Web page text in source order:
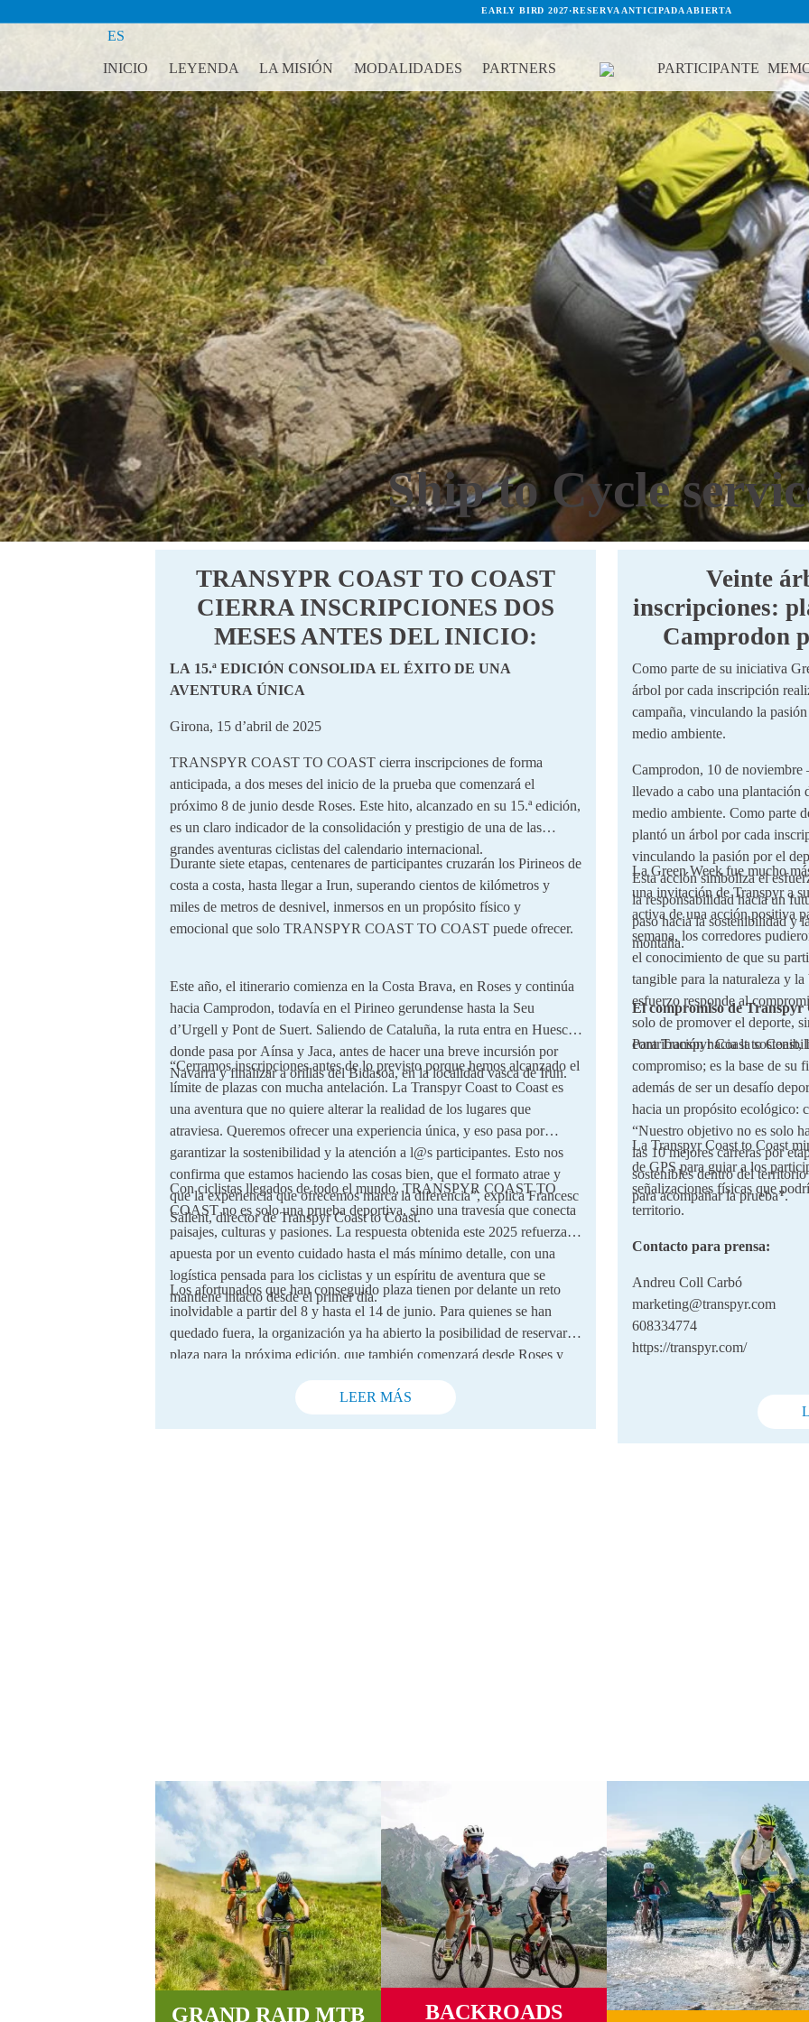
EARLY BIRD 2027·RESERVA ANTICIPADA ABIERTA
ES
INICIO LEYENDA LA MISIÓN MODALIDADES PARTNERS PARTICIPANTE
Ship to Cycle
TRANSYPR COAST TO COAST
CIERRA INSCRIPCIONES DOS
MESES ANTES DEL INICIO:
LA 15.ª EDICIÓN CONSOLIDA EL ÉXITO DE UNA
AVENTURA ÚNICA
Girona, 15 d’abril de 2025
TRANSPYR COAST TO COAST cierra inscripciones de forma
anticipada, a dos meses del inicio de la prueba que comenzará el
próximo 8 de junio desde Roses. Este hito, alcanzado en su 15.ª edición,
es un claro indicador de la consolidación y prestigio de una de las
grandes aventuras ciclistas del calendario internacional.
Durante siete etapas, centenares de participantes cruzarán los Pirineos de
costa a costa, hasta llegar a Irun, superando cientos de kilómetros y
miles de metros de desnivel, inmersos en un propósito físico y
emocional que solo TRANSPYR COAST TO COAST puede ofrecer.
Este año, el itinerario comienza en la Costa Brava, en Roses y continúa
hacia Camprodon, todavía en el Pirineo gerundense hasta la Seu
d’Urgell y Pont de Suert. Saliendo de Cataluña, la ruta entra en Huesca,
donde pasa por Aínsa y Jaca, antes de hacer una breve incursión por
Navarra y finalizar a orillas del Bidasoa, en la localidad vasca de Irun.
“Cerramos inscripciones antes de lo previsto porque hemos alcanzado el
límite de plazas con mucha antelación. La Transpyr Coast to Coast es
una aventura que no quiere alterar la realidad de los lugares que
atraviesa. Queremos ofrecer una experiencia única, y eso pasa por
garantizar la sostenibilidad y la atención a l@s participantes. Esto nos
confirma que estamos haciendo las cosas bien, que el formato atrae y
que la experiencia que ofrecemos marca la diferencia”, explica Francesc
Sallent, director de Transpyr Coast to Coast.
Con ciclistas llegados de todo el mundo, TRANSPYR COAST TO
COAST no es solo una prueba deportiva, sino una travesía que conecta
paisajes, culturas y pasiones. La respuesta obtenida este 2025 refuerza la
apuesta por un evento cuidado hasta el más mínimo detalle, con una
logística pensada para los ciclistas y un espíritu de aventura que se
mantiene intacto desde el primer día.
Los afortunados que han conseguido plaza tienen por delante un reto
inolvidable a partir del 8 y hasta el 14 de junio. Para quienes se han
quedado fuera, la organización ya ha abierto la posibilidad de reservar
plaza para la próxima edición, que también comenzará desde Roses y
promete volver a cautivar a los amantes del ciclismo y de las grandes
LEER MÁS
Veinte
inscripciones:
Camprodon
Como parte de su iniciativa
árbol por cada inscripción
campaña, vinculando la
medio ambiente.
Camprodon, 10 de
llevado a cabo una plantación
medio ambiente. Como parte
plantó un árbol por cada
vinculando la pasión por el
Esta acción simboliza el
la responsabilidad hacia un
paso hacia la sostenibilidad y
montaña.
La Green Week fue mucho
una invitación de Transpyr a
activa de una acción positiva
semana, los corredores
el conocimiento de que su
tangible para la naturaleza y
esfuerzo responde al
solo de promover el deporte,
contribución hacia la
El compromiso de Transpyr
Para Transpyr Coast to
compromiso; es la base de su
además de ser un desafío
hacia un propósito ecológico:
“Nuestro objetivo no es solo
las 10 mejores carreras por
sostenibles dentro del
para acompañar la prueba”.
La Transpyr Coast to Coast
de GPS para guiar a los
señalizaciones físicas que
territorio.
Contacto para prensa:
Andreu Coll Carbó
marketing@transpyr.com
608334774
https://transpyr.com/
GRAND RAID MTB BACKROADS